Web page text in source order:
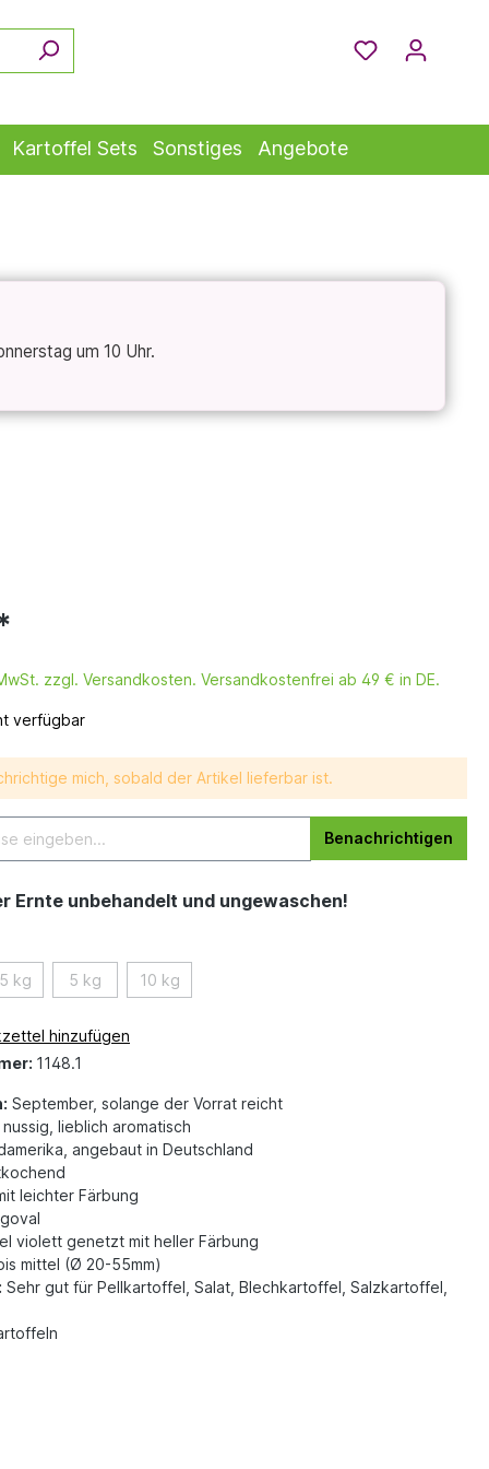
Kartoffel Sets Sonstiges Angebote
um 10 Uhr.
zzgl. Versandkosten. Versandkostenfrei ab 49 € in DE.
verfügbar
mich, sobald der Artikel lieferbar ist.
Benachrichtigen
Ernte unbehandelt und ungewaschen!
kg 5 kg 10 kg
hinzufügen
1148.1
September, solange der Vorrat reicht
nussig, lieblich aromatisch
angebaut in Deutschland
leichter Färbung
violett genetzt mit heller Färbung
mittel (Ø 20-55mm)
Sehr gut für Pellkartoffel, Salat, Blechkartoffel, Salzkartoffel,